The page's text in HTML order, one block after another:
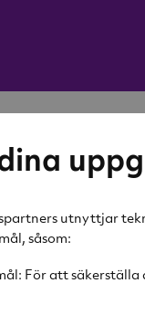
utnyttjar
såsom:
För att